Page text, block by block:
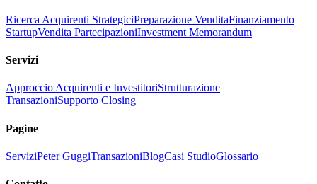
Ricerca Acquirenti StrategiciPreparazione VenditaFinanziamento
StartupVendita PartecipazioniInvestment Memorandum
Servizi
Approccio Acquirenti e InvestitoriStrutturazione
TransazioniSupporto Closing
Pagine
ServiziPeter GuggiTransazioniBlogCasi StudioGlossario